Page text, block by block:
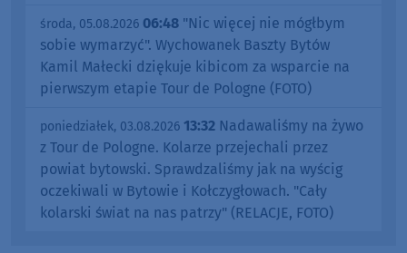
środa, 05.08.2026 06:48 "Nic więcej nie mógłbym
sobie wymarzyć". Wychowanek Baszty Bytów
Kamil Małecki dziękuje kibicom za wsparcie na
pierwszym etapie Tour de Pologne (FOTO)
poniedziałek, 03.08.2026 13:32 Nadawaliśmy na żywo
z Tour de Pologne. Kolarze przejechali przez
powiat bytowski. Sprawdzaliśmy jak na wyścig
oczekiwali w Bytowie i Kołczygłowach. "Cały
kolarski świat na nas patrzy" (RELACJE, FOTO)